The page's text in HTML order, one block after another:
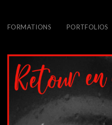
FORMATIONS PORTFOLIOS